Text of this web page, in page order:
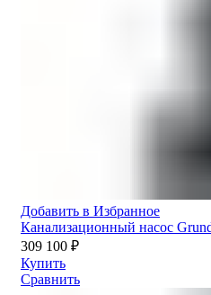
Добавить в Избранное
Канализационный насос
309 100 ₽
Купить
Сравнить